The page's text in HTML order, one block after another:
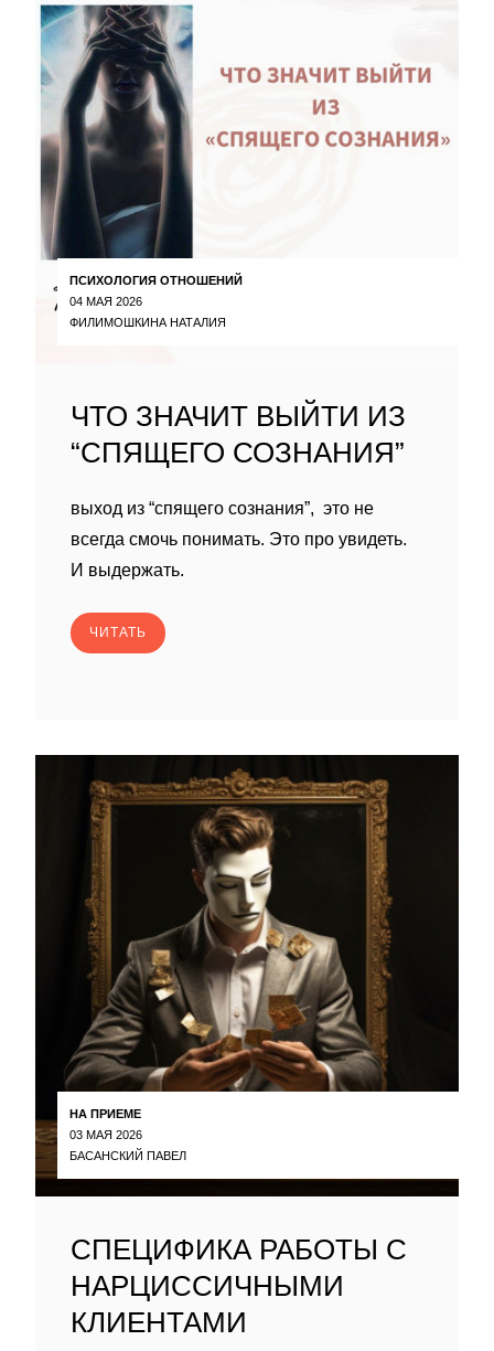
ПСИХОЛОГИЯ ОТНОШЕНИЙ
04 МАЯ 2026
ФИЛИМОШКИНА НАТАЛИЯ
ЧТО ЗНАЧИТ ВЫЙТИ ИЗ
“СПЯЩЕГО СОЗНАНИЯ”
выход из “спящего сознания”, это не
всегда смочь понимать. Это про увидеть.
И выдержать.
ЧИТАТЬ
НА ПРИЕМЕ
03 МАЯ 2026
БАСАНСКИЙ ПАВЕЛ
СПЕЦИФИКА РАБОТЫ С
НАРЦИССИЧНЫМИ
КЛИЕНТАМИ